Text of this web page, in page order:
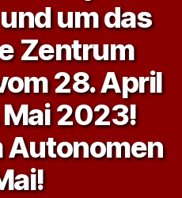
um das
Zentrum
28. April
Mai 2023!
Autonomen